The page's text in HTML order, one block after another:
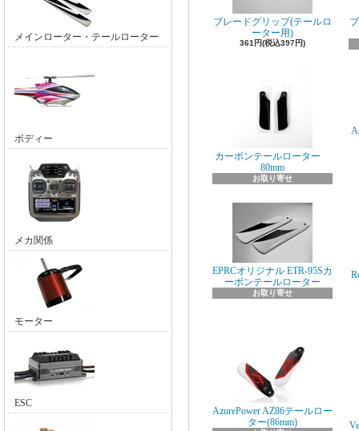
メインローター・テールローター
ボディー
メカ関係
モーター
ESC
ブレードグリップ(テールロ
ーター用)
361円(税込397円)
カーボンテールローター
80mm
お取り寄せ
EPRCオリジナル ETR-95Sカ
ーボンテールローター
お取り寄せ
AzurePower AZ86テールロー
ター(86mm)